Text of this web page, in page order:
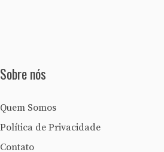
Sobre nós
Quem Somos
Política de Privacidade
Contato